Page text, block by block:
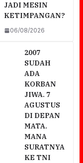
JADI MESIN
KETIMPANGAN?
06/08/2026
2007
SUDAH
ADA
KORBAN
JIWA. 7
AGUSTUS
DI DEPAN
MATA.
MANA
SURATNYA
KE TNI